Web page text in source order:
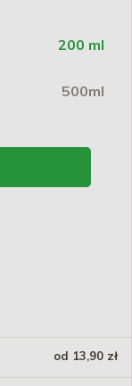
200 ml
500ml
od 13,90 zł